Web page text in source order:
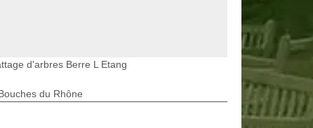
d'arbres Berre L Etang
du Rhône